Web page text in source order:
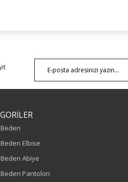
Elbise
Abiye
Pantolon